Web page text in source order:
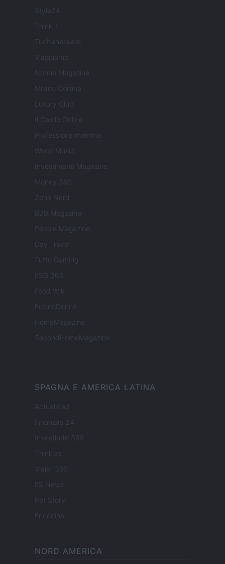
Style24
Think.it
Tuobenessere
Viaggiamo
Nonne Magazine
Milano Cortina
Luxury Club
Il Calcio Online
Professione mamma
World Music
Investimenti Magazine
Money 365
Zona Nerd
B2B Magazine
People Magazine
Day Travel
Tutto Gaming
ESG 365
Food Wiki
FuturoDonna
HomeMagazine
SecondHomeMagazine
SPAGNA E AMERICA LATINA
Actualidad
Finanzas 24
Investindo 365
Think.es
Viajar 365
ES Newz
Pet Story
Encocina
NORD AMERICA